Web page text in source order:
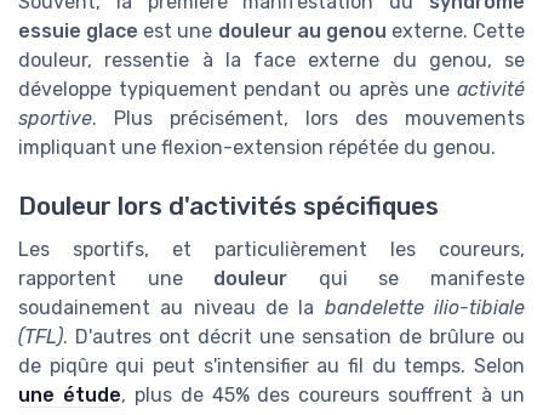
essuie glace est une douleur au genou externe. Cette
douleur, ressentie à la face externe du genou, se
développe typiquement pendant ou après une activité
sportive. Plus précisément, lors des mouvements
impliquant une flexion-extension répétée du genou.
Douleur lors d'activités spécifiques
Les sportifs, et particulièrement les coureurs,
rapportent une douleur qui se manifeste
soudainement au niveau de la bandelette ilio-tibiale
(TFL). D'autres ont décrit une sensation de brûlure ou
de piqûre qui peut s'intensifier au fil du temps. Selon
une étude, plus de 45% des coureurs souffrent à un